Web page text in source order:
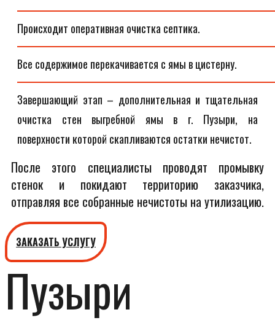
Происходит оперативная очистка септика.
Все содержимое перекачивается с ямы в цистерну.
Завершающий этап – дополнительная и тщательная
очистка стен выгребной ямы в г. Пузыри, на
поверхности которой скапливаются остатки нечистот.
После этого специалисты проводят промывку
стенок и покидают территорию заказчика,
отправляя все собранные нечистоты на утилизацию.
ЗАКАЗАТЬ УСЛУГУ
Пузыри